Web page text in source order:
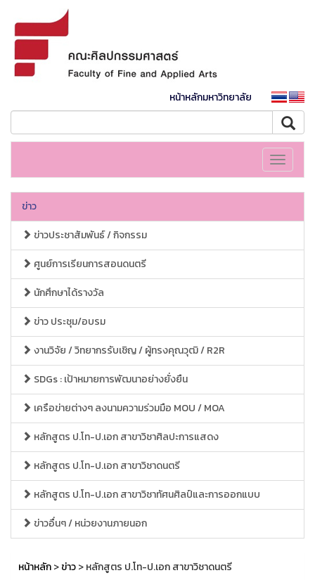
หน้าหลักมหาวิทยาลัย
Toggle
ข่าว
ข่าวประชาสัมพันธ์ / กิจกรรม
ศูนย์การเรียนการสอนดนตรี
นักศึกษาได้รางวัล
ข่าว ประชุม/อบรม
งานวิจัย / วิทยากรรับเชิญ / ผู้ทรงคุณวุฒิ / R2R
SDGs : เป้าหมายการพัฒนาอย่างยั่งยืน
เครือข่ายต่างๆ ลงนามความร่วมมือ MOU / MOA
หลักสูตร ป.โท-ป.เอก สาขาวิชาศิลปะการแสดง
หลักสูตร ป.โท-ป.เอก สาขาวิชาดนตรี
หลักสูตร ป.โท-ป.เอก สาขาวิชาทัศนศิลป์และการออกแบบ
ข่าวอื่นๆ / หน่วยงานภายนอก
หน้าหลัก>ข่าว> หลักสูตร ป.โท-ป.เอก สาขาวิชาดนตรี